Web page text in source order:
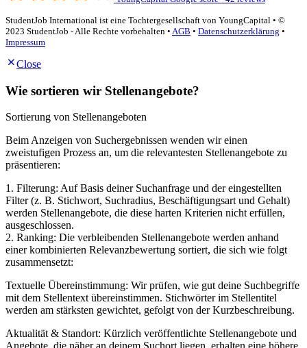
StudentJob International ist eine Tochtergesellschaft von YoungCapital • ©
2023 StudentJob - Alle Rechte vorbehalten • AGB • Datenschutzerklärung •
Impressum
Close
Wie sortieren wir Stellenangebote?
Sortierung von Stellenangeboten
Beim Anzeigen von Suchergebnissen wenden wir einen
zweistufigen Prozess an, um die relevantesten Stellenangebote zu
präsentieren:
1. Filterung: Auf Basis deiner Suchanfrage und der eingestellten
Filter (z. B. Stichwort, Suchradius, Beschäftigungsart und Gehalt)
werden Stellenangebote, die diese harten Kriterien nicht erfüllen,
ausgeschlossen.
2. Ranking: Die verbleibenden Stellenangebote werden anhand
einer kombinierten Relevanzbewertung sortiert, die sich wie folgt
zusammensetzt:
Textuelle Übereinstimmung: Wir prüfen, wie gut deine Suchbegriffe
mit dem Stellentext übereinstimmen. Stichwörter im Stellentitel
werden am stärksten gewichtet, gefolgt von der Kurzbeschreibung.
Aktualität & Standort: Kürzlich veröffentlichte Stellenangebote und